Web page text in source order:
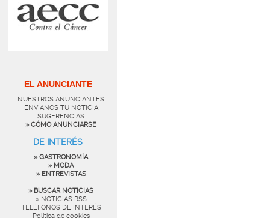
EL ANUNCIANTE
NUESTROS ANUNCIANTES
ENVÍANOS TU NOTICIA
SUGERENCIAS
» CÓMO ANUNCIARSE
DE INTERÉS
» GASTRONOMÍA
» MODA
» ENTREVISTAS
» BUSCAR NOTICIAS
» NOTICIAS RSS
TELÉFONOS DE INTERÉS
Política de cookies